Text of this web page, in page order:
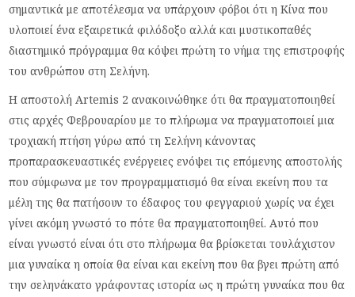
σημαντικά με αποτέλεσμα να υπάρχουν φόβοι ότι η Κίνα που
υλοποιεί ένα εξαιρετικά φιλόδοξο αλλά και μυστικοπαθές
διαστημικό πρόγραμμα θα κόψει πρώτη το νήμα της επιστροφής
του ανθρώπου στη Σελήνη.
Η αποστολή Artemis 2 ανακοινώθηκε ότι θα πραγματοποιηθεί
στις αρχές Φεβρουαρίου με το πλήρωμα να πραγματοποιεί μια
τροχιακή πτήση γύρω από τη Σελήνη κάνοντας
προπαρασκευαστικές ενέργειες ενόψει τις επόμενης αποστολής
που σύμφωνα με τον προγραμματισμό θα είναι εκείνη που τα
μέλη της θα πατήσουν το έδαφος του φεγγαριού χωρίς να έχει
γίνει ακόμη γνωστό το πότε θα πραγματοποιηθεί. Αυτό που
είναι γνωστό είναι ότι στο πλήρωμα θα βρίσκεται τουλάχιστον
μια γυναίκα η οποία θα είναι και εκείνη που θα βγει πρώτη από
την σεληνάκατο γράφοντας ιστορία ως η πρώτη γυναίκα που θα